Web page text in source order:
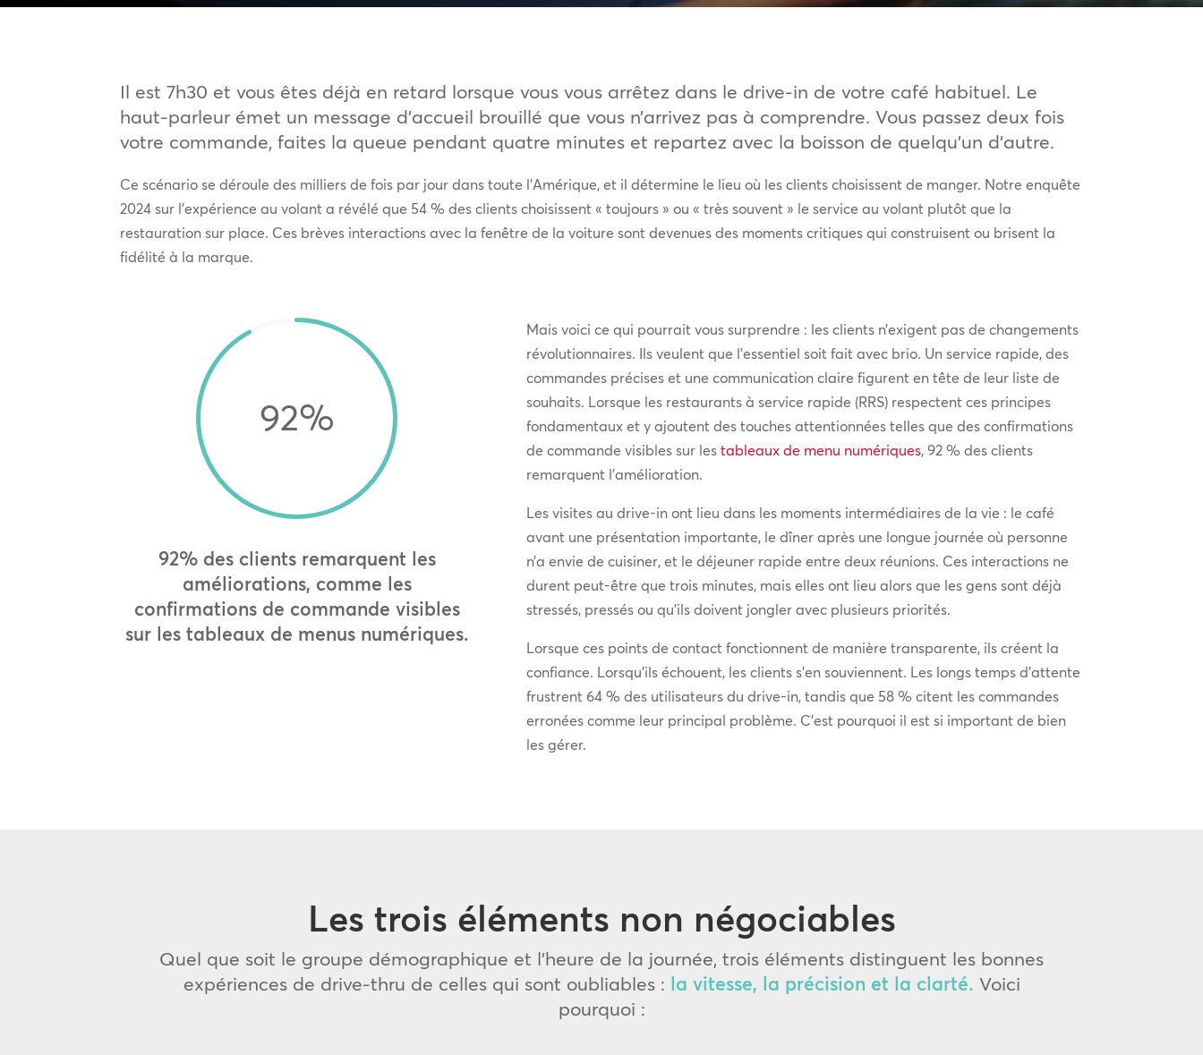
Il est 7h30 et vous êtes déjà en retard lorsque vous vous arrêtez dans le drive-in de votre café habituel. Le
haut-parleur émet un message d’accueil brouillé que vous n’arrivez pas à comprendre. Vous passez deux fois
votre commande, faites la queue pendant quatre minutes et repartez avec la boisson de quelqu’un d’autre.
Ce scénario se déroule des milliers de fois par jour dans toute l’Amérique, et il détermine le lieu où les clients choisissent de manger. Notre enquête
2024 sur l’expérience au volant a révélé que 54 % des clients choisissent « toujours » ou « très souvent » le service au volant plutôt que la
restauration sur place. Ces brèves interactions avec la fenêtre de la voiture sont devenues des moments critiques qui construisent ou brisent la
fidélité à la marque.
92%
92% des clients remarquent les
améliorations, comme les
confirmations de commande visibles
sur les tableaux de menus numériques.
Mais voici ce qui pourrait vous surprendre : les clients n’exigent pas de changements
révolutionnaires. Ils veulent que l’essentiel soit fait avec brio. Un service rapide, des
commandes précises et une communication claire figurent en tête de leur liste de
souhaits. Lorsque les restaurants à service rapide (RRS) respectent ces principes
fondamentaux et y ajoutent des touches attentionnées telles que des confirmations
de commande visibles sur lestableaux de menu numériques, 92 % des clients
remarquent l’amélioration.
Les visites au drive-in ont lieu dans les moments intermédiaires de la vie : le café
avant une présentation importante, le dîner après une longue journée où personne
n’a envie de cuisiner, et le déjeuner rapide entre deux réunions. Ces interactions ne
durent peut-être que trois minutes, mais elles ont lieu alors que les gens sont déjà
stressés, pressés ou qu’ils doivent jongler avec plusieurs priorités.
Lorsque ces points de contact fonctionnent de manière transparente, ils créent la
confiance. Lorsqu’ils échouent, les clients s’en souviennent. Les longs temps d’attente
frustrent 64 % des utilisateurs du drive-in, tandis que 58 % citent les commandes
erronées comme leur principal problème. C’est pourquoi il est si important de bien
les gérer.
Les trois éléments non négociables
Quel que soit le groupe démographique et l’heure de la journée, trois éléments distinguent les bonnes
expériences de drive-thru de celles qui sont oubliables : la vitesse, la précision et la clarté. Voici
pourquoi :